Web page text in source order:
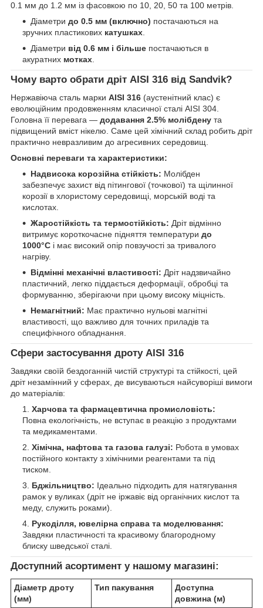
0.1 мм до 1.2 мм із фасовкою по 10, 20, 50 та 100 метрів.
Діаметри до 0.5 мм (включно) постачаються на
зручних пластикових катушках.
Діаметри від 0.6 мм і більше постачаються в
акуратних мотках.
Чому варто обрати дріт AISI 316 від Sandvik?
Нержавіюча сталь марки AISI 316 (аустенітний клас) є
еволюційним продовженням класичної сталі AISI 304.
Головна її перевага — додавання 2.5% молібдену та
підвищений вміст нікелю. Саме цей хімічний склад робить дріт
практично невразливим до агресивних середовищ.
Основні переваги та характеристики:
Надвисока корозійна стійкість: Молібден
забезпечує захист від пітингової (точкової) та щілинної
корозії в хлористому середовищі, морській воді та
кислотах.
Жаростійкість та термостійкість: Дріт відмінно
витримує короткочасне підняття температури до
1000°C і має високий опір повзучості за тривалого
нагріву.
Відмінні механічні властивості: Дріт надзвичайно
пластичний, легко піддається деформації, обробці та
формуванню, зберігаючи при цьому високу міцність.
Немагнітний: Має практично нульові магнітні
властивості, що важливо для точних приладів та
специфічного обладнання.
Сфери застосування дроту AISI 316
Завдяки своїй бездоганній чистій структурі та стійкості, цей
дріт незамінний у сферах, де висуваються найсуворіші вимоги
до матеріалів:
Харчова та фармацевтична промисловість:
Повна екологічність, не вступає в реакцію з продуктами
та медикаментами.
Хімічна, нафтова та газова галузі: Робота в умовах
постійного контакту з хімічними реагентами та під
тиском.
Бджільництво: Ідеально підходить для натягування
рамок у вуликах (дріт не іржавіє від органічних кислот та
меду, служить роками).
Рукоділля, ювелірна справа та моделювання:
Завдяки пластичності та красивому благородному
блиску шведської сталі.
Доступний асортимент у нашому магазині:
Діаметр дроту
(мм)
Тип пакування
Доступна
довжина (м)